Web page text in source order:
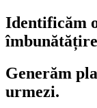
Identificăm
Generăm
urmezi.